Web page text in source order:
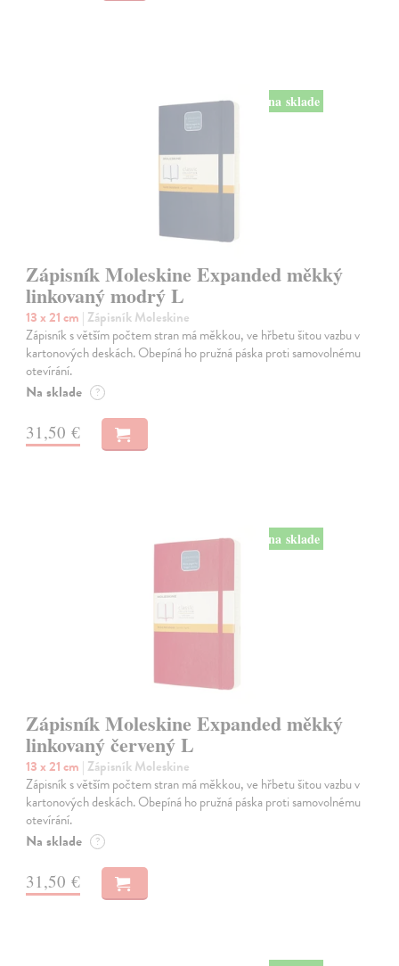
na sklade
Zápisník Moleskine Expanded měkký
linkovaný modrý L
13 x 21 cm | Zápisník Moleskine
Zápisník s větším počtem stran má měkkou, ve hřbetu šitou vazbu v
kartonových deskách. Obepíná ho pružná páska proti samovolnému
otevírání.
Na sklade ?
31,50 €
na sklade
Zápisník Moleskine Expanded měkký
linkovaný červený L
13 x 21 cm | Zápisník Moleskine
Zápisník s větším počtem stran má měkkou, ve hřbetu šitou vazbu v
kartonových deskách. Obepíná ho pružná páska proti samovolnému
otevírání.
Na sklade ?
31,50 €